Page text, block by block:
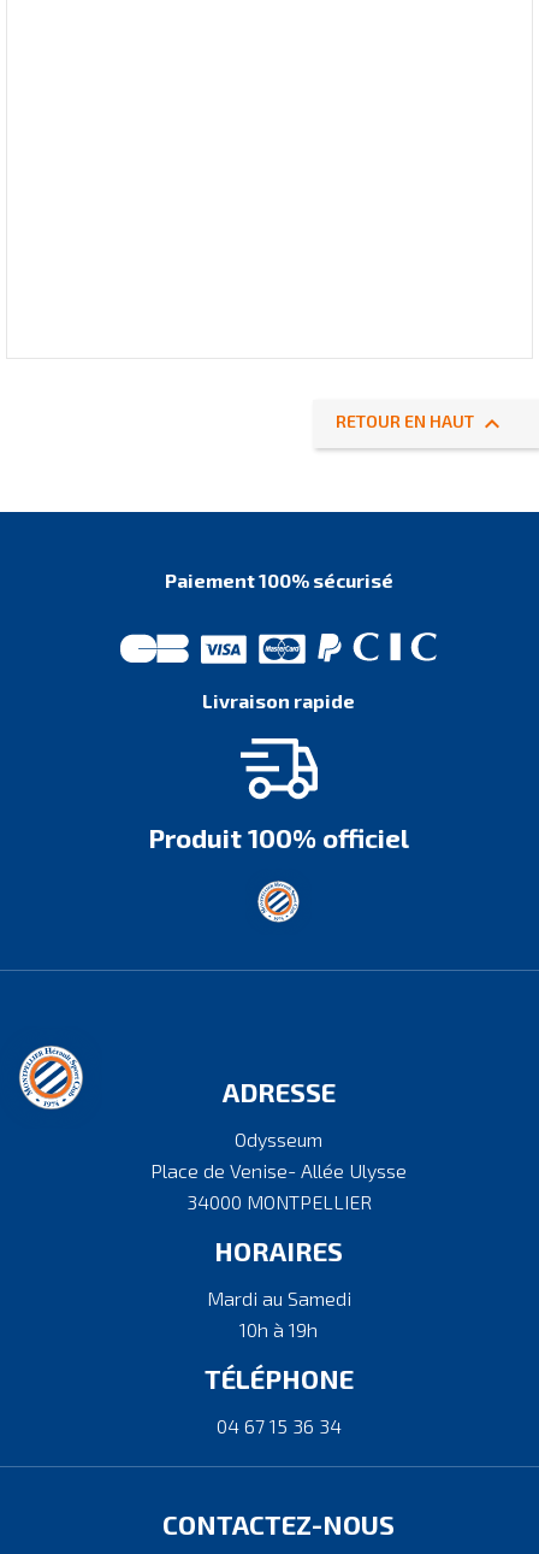
RETOUR EN HAUT 
Paiement 100% sécurisé
Livraison rapide
Produit 100% officiel
ADRESSE
Odysseum
Place de Venise- Allée Ulysse
34000 MONTPELLIER
HORAIRES
Mardi au Samedi
10h à 19h
TÉLÉPHONE
04 67 15 36 34
CONTACTEZ-NOUS